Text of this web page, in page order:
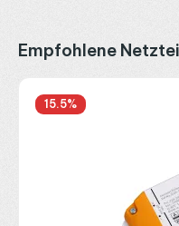
Produktgalerie
Empfohlene
15.5%